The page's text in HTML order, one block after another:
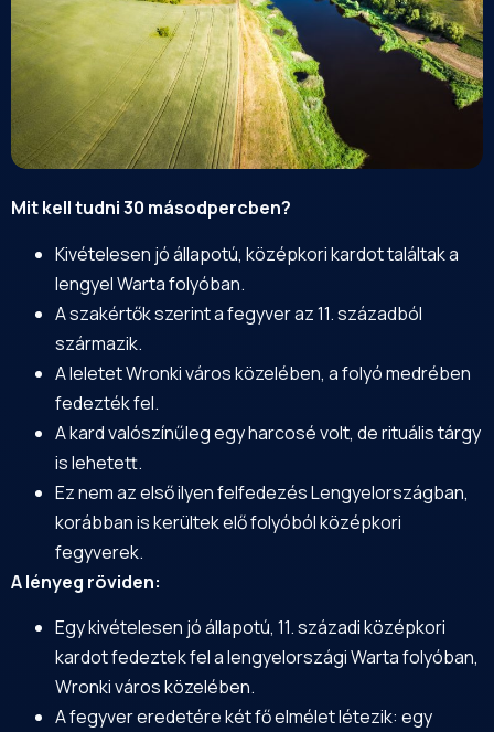
Mit kell tudni 30 másodpercben?
Kivételesen jó állapotú, középkori kardot találtak a
lengyel Warta folyóban.
A szakértők szerint a fegyver az 11. századból
származik.
A leletet Wronki város közelében, a folyó medrében
fedezték fel.
A kard valószínűleg egy harcosé volt, de rituális tárgy
is lehetett.
Ez nem az első ilyen felfedezés Lengyelországban,
korábban is kerültek elő folyóból középkori
fegyverek.
A lényeg röviden:
Egy kivételesen jó állapotú, 11. századi középkori
kardot fedeztek fel a lengyelországi Warta folyóban,
Wronki város közelében.
A fegyver eredetére két fő elmélet létezik: egy